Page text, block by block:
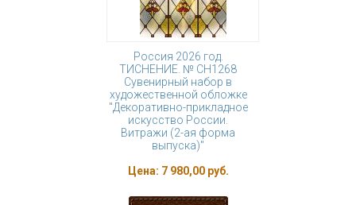
Россия 2026 год.
ТИСНЕНИЕ. № СН1268
Сувенирный набор в
художественной обложке
"Декоративно-прикладное
искусство России.
Витражи (2-ая форма
выпуска)"
Цена: 7 980,00 руб.